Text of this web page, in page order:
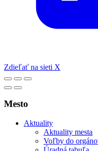
Zdieľať na sieti X
Mesto
Aktuality
Aktuality mesta
Voľby do